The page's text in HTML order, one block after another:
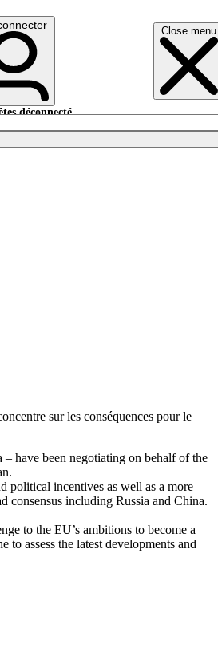
Close menu
déconnecté.
sur les conséquences pour le
have been negotiating on behalf of the
political incentives as well as a more
consensus including Russia and China.
to the EU’s ambitions to become a
assess the latest developments and